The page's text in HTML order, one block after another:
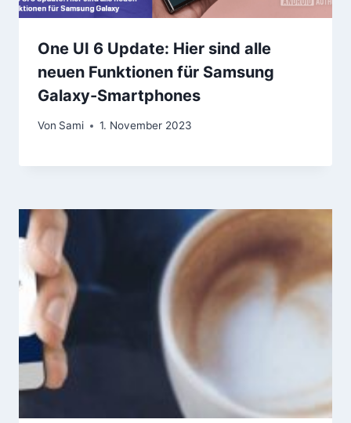
One UI 6 Update: Hier sind alle
neuen Funktionen für Samsung
Galaxy-Smartphones
Von Sami 1. November 2023